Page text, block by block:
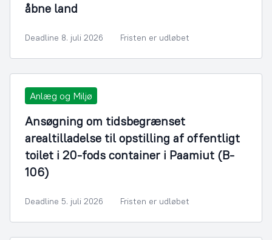
åbne land
Deadline 8. juli 2026 Fristen er udløbet
Anlæg og Miljø
Ansøgning om tidsbegrænset
arealtilladelse til opstilling af offentligt
toilet i 20-fods container i Paamiut (B-
106)
Deadline 5. juli 2026 Fristen er udløbet